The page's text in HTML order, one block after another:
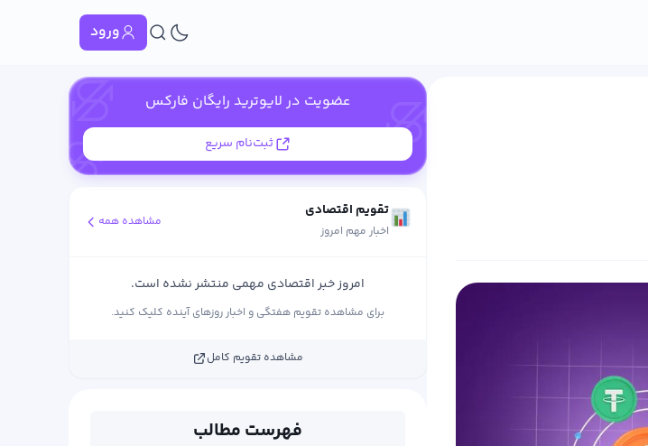
ورود
عضویت در لایوترید رایگان فارکس
ثبت‌نام سریع
تقویم اقتصادی
اخبار مهم امروز
مشاهده همه
امروز خبر اقتصادی مهمی منتشر نشده است.
برای مشاهده تقویم هفتگی و اخبار روزهای آینده کلیک کنید.
مشاهده تقویم کامل
فهرست مطالب